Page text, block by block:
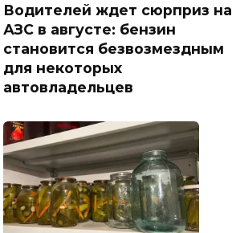
Водителей ждет сюрприз на
АЗС в августе: бензин
становится безвозмездным
для некоторых
автовладельцев